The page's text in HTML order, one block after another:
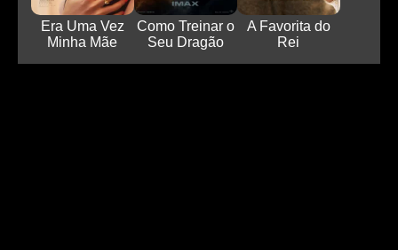
Era Uma Vez
Minha Mãe
Como Treinar o
Seu Dragão
A Favorita do
Rei